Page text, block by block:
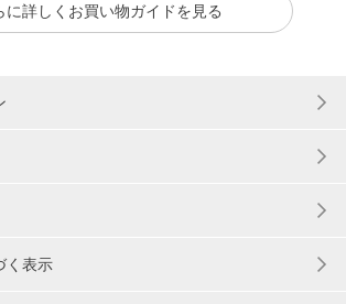
に詳しくお買い物ガイドを見る
く表示